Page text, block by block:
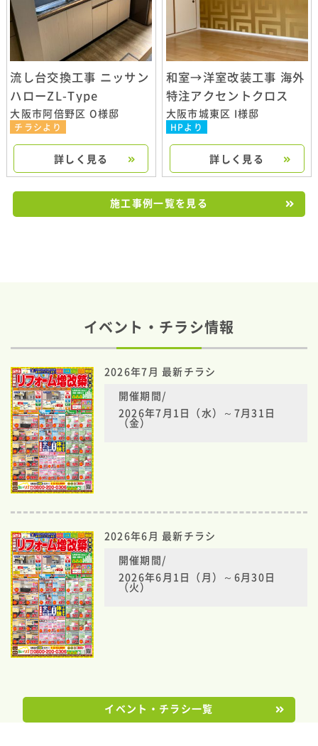
流し台交換工事 ニッサン
ハローZL-Type
大阪市阿倍野区 O様邸
チラシより
詳しく見る
和室→洋室改装工事 海外
特注アクセントクロス
大阪市城東区 I様邸
HPより
詳しく見る
施工事例一覧を見る
イベント・チラシ情報
2026年7月 最新チラシ
開催期間/
2026年7月1日（水）～7月31日
（金）
2026年6月 最新チラシ
開催期間/
2026年6月1日（月）～6月30日
（火）
イベント・チラシ一覧